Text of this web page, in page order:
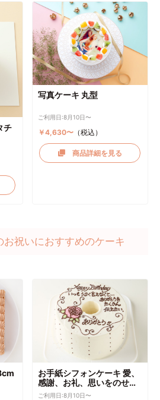
チ
写真ケーキ 丸型
ご利用日:8月10日〜
￥4,630〜 （税込）
商品詳細を見る
お祝いにおすすめのケーキ
お手紙シフォンケーキ 愛、
感謝、お礼、思いをのせて
直径17cm
ご利用日:8月10日〜